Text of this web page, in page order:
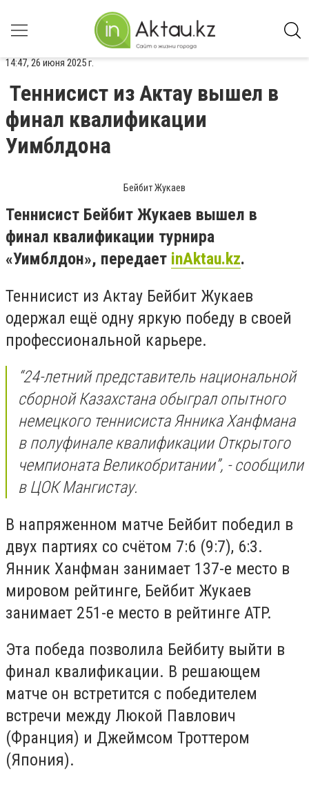
14:47, 26 июня 2025 г.
Теннисист из Актау вышел в
финал квалификации
Уимблдона
Бейбит Жукаев
Теннисист Бейбит Жукаев вышел в
финал квалификации турнира
«Уимблдон», передает inAktau.kz.
Теннисист из Актау Бейбит Жукаев
одержал ещё одну яркую победу в своей
профессиональной карьере.
“24-летний представитель национальной
сборной Казахстана обыграл опытного
немецкого теннисиста Янника Ханфмана
в полуфинале квалификации Открытого
чемпионата Великобритании”, - сообщили
в ЦОК Мангистау.
В напряженном матче Бейбит победил в
двух партиях со счётом 7:6 (9:7), 6:3.
Янник Ханфман занимает 137-е место в
мировом рейтинге, Бейбит Жукаев
занимает 251-е место в рейтинге ATP.
Эта победа позволила Бейбиту выйти в
финал квалификации. В решающем
матче он встретится с победителем
встречи между Люкой Павлович
(Франция) и Джеймсом Троттером
(Япония).